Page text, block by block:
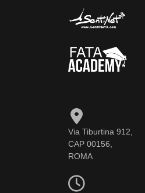
Via Tiburtina 912,
CAP 00156,
ROMA